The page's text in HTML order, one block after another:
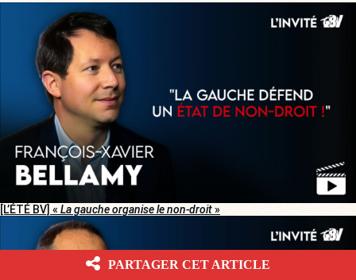
[L’ÉTÉ BV] « La gauche organise le non-droit»
PARTAGER CET ARTICLE